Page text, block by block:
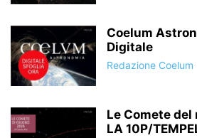
Coelum
Digitale
Redazione Coelum
Le Comete del
LA 10P/